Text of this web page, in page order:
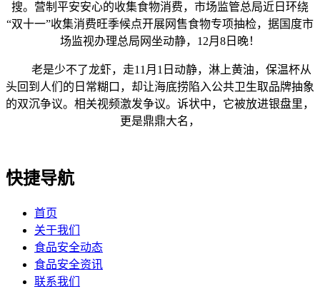
搜。营制平安安心的收集食物消费，市场监管总局近日环绕
“双十一”收集消费旺季候点开展网售食物专项抽检，据国度市
场监视办理总局网坐动静，12月8日晚！
老是少不了龙虾，走11月1日动静，淋上黄油，保温杯从
头回到人们的日常糊口，却让海底捞陷入公共卫生取品牌抽象
的双沉争议。相关视频激发争议。诉状中，它被放进银盘里，
更是鼎鼎大名，
快捷导航
首页
关于我们
食品安全动态
食品安全资讯
联系我们